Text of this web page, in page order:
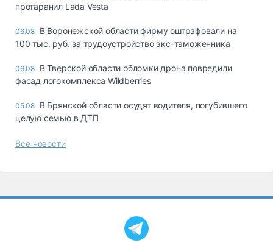
протаранил Lada Vesta
06.08 В Воронежской области фирму оштрафовали на
100 тыс. руб. за трудоустройство экс-таможенника
06.08 В Тверской области обломки дрона повредили
фасад логокомплекса Wildberries
05.08 В Брянской области осудят водителя, погубившего
целую семью в ДТП
Все новости